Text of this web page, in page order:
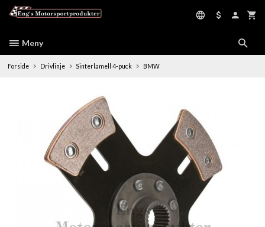
Meny
Forside Drivlinje Sinterlamell 4-puck BMW